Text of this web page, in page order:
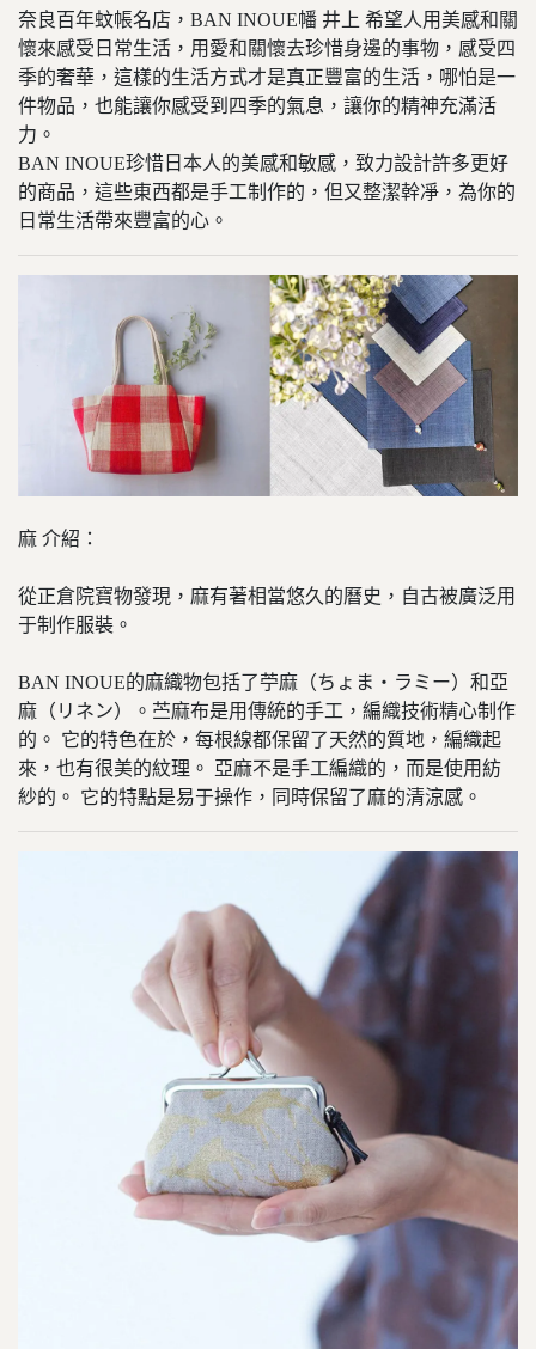
奈良百年蚊帳名店，BAN INOUE幡 井上 希望人用美感和關
懷來感受日常生活，用愛和關懷去珍惜身邊的事物，感受四
季的奢華，這樣的生活方式才是真正豐富的生活，哪怕是一
件物品，也能讓你感受到四季的氣息，讓你的精神充滿活
力。
BAN INOUE珍惜日本人的美感和敏感，致力設計許多更好
的商品，這些東西都是手工制作的，但又整潔幹凈，為你的
日常生活帶來豐富的心。
麻 介紹：
從正倉院寶物發現，麻有著相當悠久的曆史，自古被廣泛用
于制作服裝。
BAN INOUE的麻織物包括了苧麻（ちょま・ラミー）和亞
麻（リネン）。苎麻布是用傳統的手工，編織技術精心制作
的。 它的特色在於，每根線都保留了天然的質地，編織起
來，也有很美的紋理。 亞麻不是手工編織的，而是使用紡
紗的。 它的特點是易于操作，同時保留了麻的清涼感。